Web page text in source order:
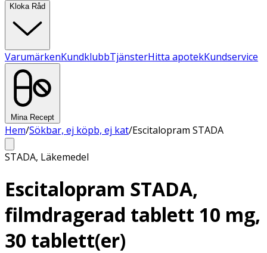
Kloka Råd
VarumärkenKundklubbTjänsterHitta apotekKundservice
Mina Recept
Hem/Sökbar, ej köpb, ej kat/Escitalopram STADA
STADA, Läkemedel
Escitalopram STADA,
filmdragerad tablett 10 mg,
30 tablett(er)